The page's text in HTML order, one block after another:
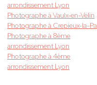
arrondissement Lyon
Photographe à Vaulx-en-Velin
Photographe à Crepieux-la-
Photographe à 8ème
arrondissement Lyon
Photographe à 4ème
arrondissement Lyon